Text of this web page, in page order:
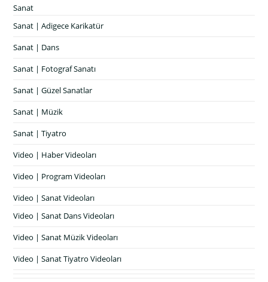
Sanat
Sanat | Adigece Karikatür
Sanat | Dans
Sanat | Fotograf Sanatı
Sanat | Güzel Sanatlar
Sanat | Müzik
Sanat | Tiyatro
Video | Haber Videoları
Video | Program Videoları
Video | Sanat Videoları
Video | Sanat Dans Videoları
Video | Sanat Müzik Videoları
Video | Sanat Tiyatro Videoları